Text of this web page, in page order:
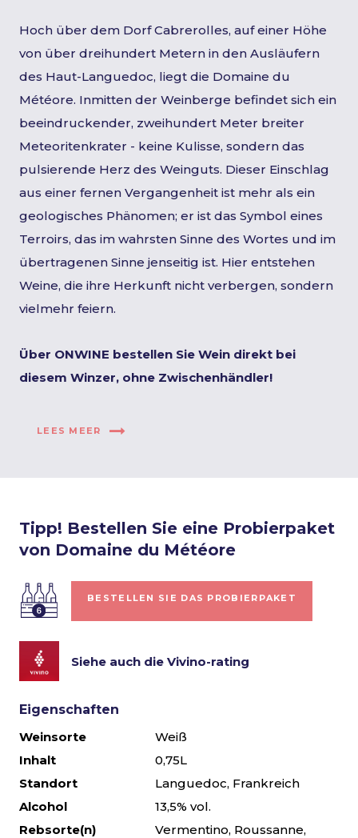
Hoch über dem Dorf Cabrerolles, auf einer Höhe
von über dreihundert Metern in den Ausläufern
des Haut-Languedoc, liegt die Domaine du
Météore. Inmitten der Weinberge befindet sich ein
beeindruckender, zweihundert Meter breiter
Meteoritenkrater - keine Kulisse, sondern das
pulsierende Herz des Weinguts. Dieser Einschlag
aus einer fernen Vergangenheit ist mehr als ein
geologisches Phänomen; er ist das Symbol eines
Terroirs, das im wahrsten Sinne des Wortes und im
übertragenen Sinne jenseitig ist. Hier entstehen
Weine, die ihre Herkunft nicht verbergen, sondern
vielmehr feiern.
Über ONWINE bestellen Sie Wein direkt bei
diesem Winzer, ohne Zwischenhändler!
LEES MEER
Tipp! Bestellen Sie eine Probierpaket
von Domaine du Météore
BESTELLEN SIE DAS PROBIERPAKET
Siehe auch die Vivino-rating
Eigenschaften
Weinsorte
Weiß
Inhalt
0,75L
Standort
Languedoc, Frankreich
Alcohol
13,5% vol.
Rebsorte(n)
Vermentino, Roussanne,